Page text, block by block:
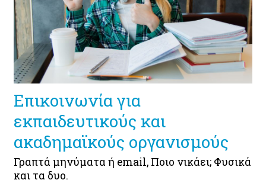
Επικοινωνία για
εκπαιδευτικούς και
ακαδημαϊκούς οργανισμούς
Γραπτά μηνύματα ή email, Ποιο νικάει; Φυσικά
και τα δυο.